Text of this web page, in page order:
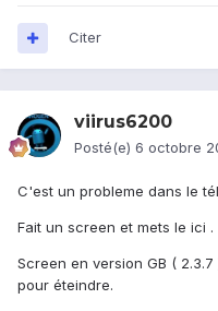
Citer
viirus6200
Posté(e) 6 octobre
C'est un probleme dans le
Fait un screen et mets le ici .
Screen en version GB (
pour éteindre.